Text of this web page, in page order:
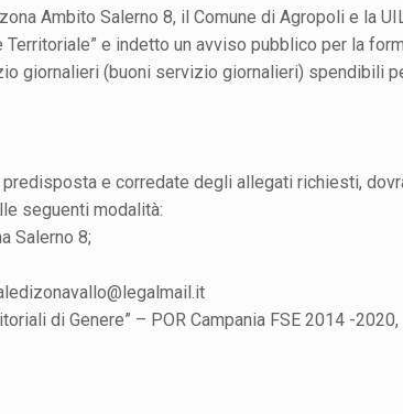
Ambito Salerno 8, il Comune di Agropoli e la
e indetto un avviso pubblico per la
giornalieri (buoni servizio giornalieri) spendibili
e corredate degli allegati richiesti,
seguenti modalità:
Salerno 8;
di Genere” – POR Campania FSE 2014 -